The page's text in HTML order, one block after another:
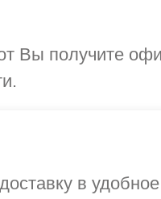
Вы получите
в